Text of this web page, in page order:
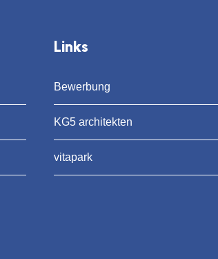
Links
Bewerbung
KG5 architekten
vitapark